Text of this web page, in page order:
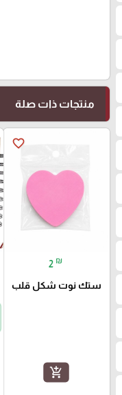
منتجات ذات صلة
favorite_border
2 ₪
ستك نوت شكل قلب
add_shopping_cart